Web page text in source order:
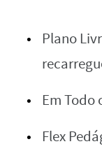
Plano
Em Todo
Flex